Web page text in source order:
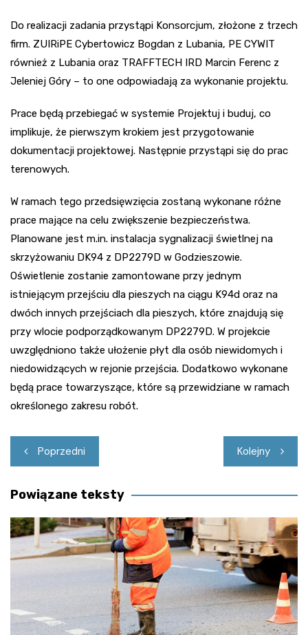
Do realizacji zadania przystąpi Konsorcjum, złożone z trzech
firm. ZUIRiPE Cybertowicz Bogdan z Lubania, PE CYWIT
również z Lubania oraz TRAFFTECH IRD Marcin Ferenc z
Jeleniej Góry – to one odpowiadają za wykonanie projektu.
Prace będą przebiegać w systemie Projektuj i buduj, co
implikuje, że pierwszym krokiem jest przygotowanie
dokumentacji projektowej. Następnie przystąpi się do prac
terenowych.
W ramach tego przedsięwzięcia zostaną wykonane różne
prace mające na celu zwiększenie bezpieczeństwa.
Planowane jest m.in. instalacja sygnalizacji świetlnej na
skrzyżowaniu DK94 z DP2279D w Godzieszowie.
Oświetlenie zostanie zamontowane przy jednym
istniejącym przejściu dla pieszych na ciągu K94d oraz na
dwóch innych przejściach dla pieszych, które znajdują się
przy wlocie podporządkowanym DP2279D. W projekcie
uwzględniono także ułożenie płyt dla osób niewidomych i
niedowidzących w rejonie przejścia. Dodatkowo wykonane
będą prace towarzyszące, które są przewidziane w ramach
określonego zakresu robót.
Nawigacja
wpisu
Poprzedni Kolejny
Powiązane teksty